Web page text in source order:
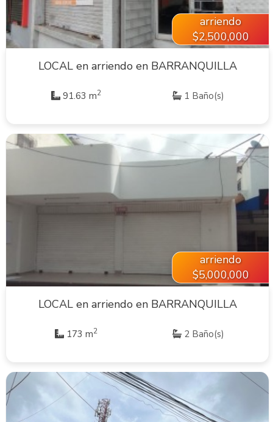
arriendo
$2,500,000
LOCAL en arriendo en BARRANQUILLA
91.63 m2 1 Baño(s)
VER INMUEBLE
arriendo
$5,000,000
LOCAL en arriendo en BARRANQUILLA
173 m2 2 Baño(s)